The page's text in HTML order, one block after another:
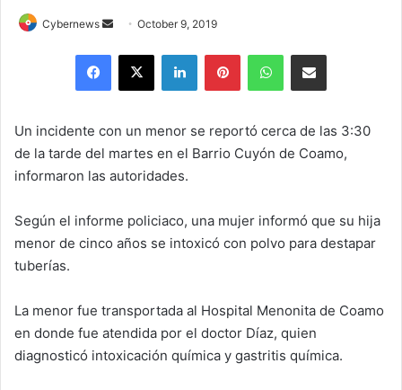
Cybernews
Send
email
October 9, 2019
Facebook
X LinkedInPinterestWhatsAppShare via Email
Un incidente con un menor se reportó cerca de las 3:30
de la tarde del martes en el Barrio Cuyón de Coamo,
informaron las autoridades.
Según el informe policiaco, una mujer informó que su hija
menor de cinco años se intoxicó con polvo para destapar
tuberías.
La menor fue transportada al Hospital Menonita de Coamo
en donde fue atendida por el doctor Díaz, quien
diagnosticó intoxicación química y gastritis química.